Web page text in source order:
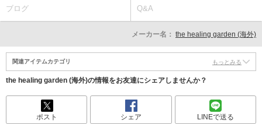
ブログ Q&A
メーカー名： the healing garden (海外)
関連アイテムカテゴリ もっとみる
the healing garden (海外)の情報をお友達にシェアしませんか？
ポスト シェア LINEで送る